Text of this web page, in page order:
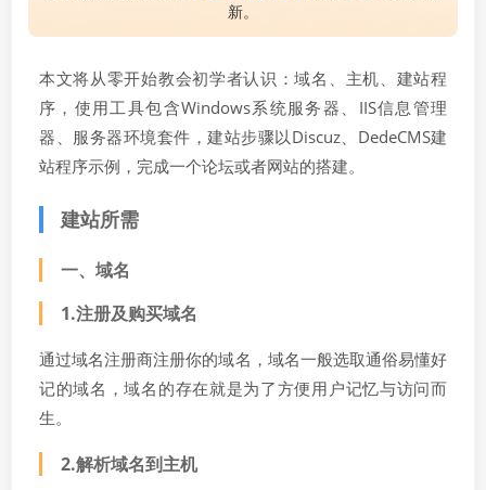
新。
本文将从零开始教会初学者认识：域名、主机、建站程
序，使用工具包含Windows系统服务器、IIS信息管理
器、服务器环境套件，建站步骤以Discuz、DedeCMS建
站程序示例，完成一个论坛或者网站的搭建。
建站所需
一、域名
1.注册及购买域名
通过域名注册商注册你的域名，域名一般选取通俗易懂好
记的域名，域名的存在就是为了方便用户记忆与访问而
生。
2.解析域名到主机